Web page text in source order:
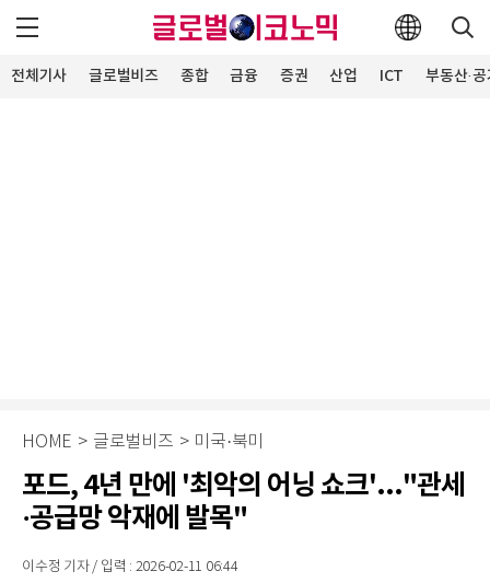
전체기사 글로벌비즈 종합 금융 증권 산업 ICT 부동산·
HOME > 글로벌비즈 > 미국·북미
포드, 4년 만에 '최악의 어닝 쇼크'..."관세
·공급망 악재에 발목"
이수정 기자 / 입력 : 2026-02-11 06:44